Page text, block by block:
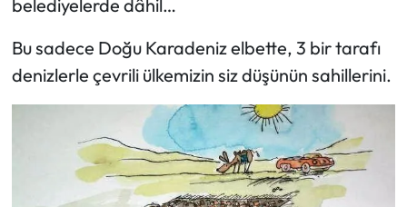
belediyelerde dâhil…
Bu sadece Doğu Karadeniz elbette, 3 bir tarafı
denizlerle çevrili ülkemizin siz düşünün sahillerini.